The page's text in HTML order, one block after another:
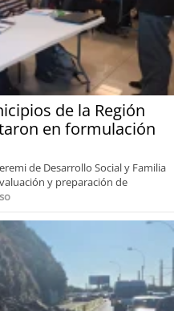
de la Región
en formulación
de Desarrollo Social y Familia
y preparación de